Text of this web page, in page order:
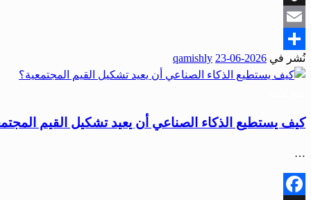
Snapchat
Email
Share
نُشر في 2026-06-23
qamishly
كيف يستطيع الذكاء الصناعي أن يعيد تشكيل القيم
…